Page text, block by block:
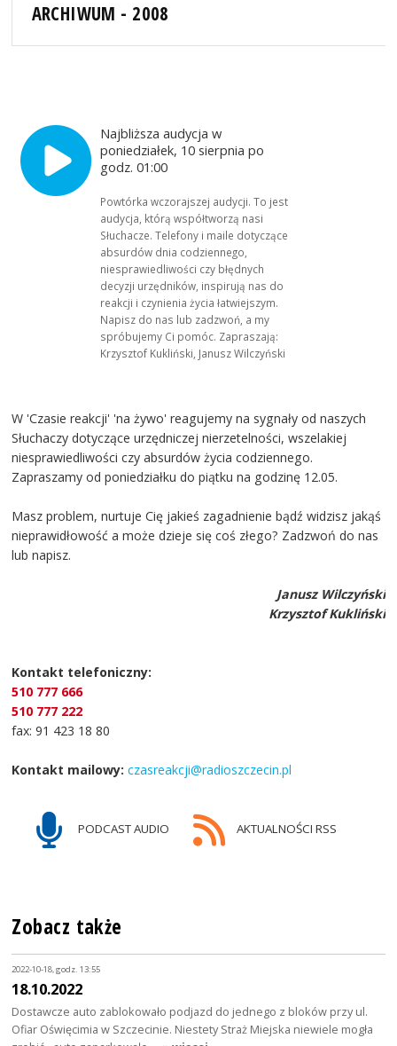
ARCHIWUM - 2008
Najbliższa audycja w
poniedziałek, 10 sierpnia po
godz. 01:00
Powtórka wczorajszej audycji. To jest
audycja, którą współtworzą nasi
Słuchacze. Telefony i maile dotyczące
absurdów dnia codziennego,
niesprawiedliwości czy błędnych
decyzji urzędników, inspirują nas do
reakcji i czynienia życia łatwiejszym.
Napisz do nas lub zadzwoń, a my
spróbujemy Ci pomóc. Zapraszają:
Krzysztof Kukliński, Janusz Wilczyński
W 'Czasie reakcji' 'na żywo' reagujemy na sygnały od naszych
Słuchaczy dotyczące urzędniczej nierzetelności, wszelakiej
niesprawiedliwości czy absurdów życia codziennego.
Zapraszamy od poniedziałku do piątku na godzinę 12.05.
Masz problem, nurtuje Cię jakieś zagadnienie bądź widzisz jakąś
nieprawidłowość a może dzieje się coś złego? Zadzwoń do nas
lub napisz.
Janusz Wilczyński
Krzysztof Kukliński
Kontakt telefoniczny:
510 777 666
510 777 222
fax: 91 423 18 80
Kontakt mailowy: czasreakcji@radioszczecin.pl
PODCAST AUDIO AKTUALNOŚCI RSS
Zobacz także
2022-10-18, godz. 13:55
18.10.2022
Dostawcze auto zablokowało podjazd do jednego z bloków przy ul.
Ofiar Oświęcimia w Szczecinie. Niestety Straż Miejska niewiele mogła